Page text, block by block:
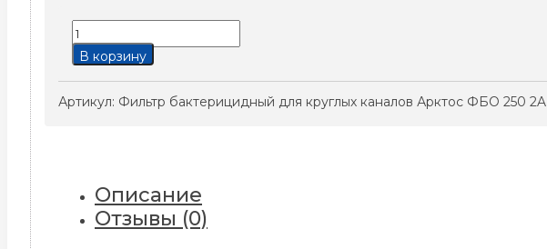
Количество
товара
бактерицидный
ФБО
250
В корзину
Артикул: Фильтр бактерицидный для круглых каналов Арктос ФБО 250 2A
Описание
Отзывы (0)